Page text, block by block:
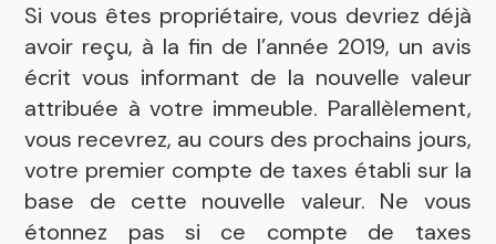
Si vous êtes propriétaire, vous devriez déjà
avoir reçu, à la fin de l’année 2019, un avis
écrit vous informant de la nouvelle valeur
attribuée à votre immeuble. Parallèlement,
vous recevrez, au cours des prochains jours,
votre premier compte de taxes établi sur la
base de cette nouvelle valeur. Ne vous
étonnez pas si ce compte de taxes